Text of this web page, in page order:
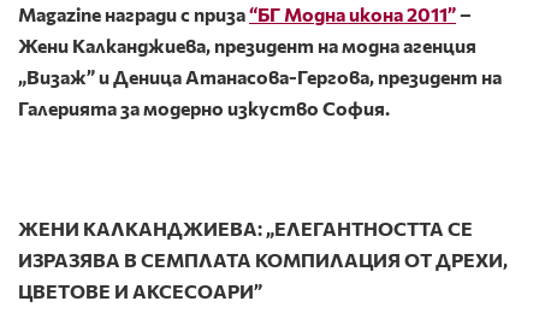
Magazine награди с приза“БГ Модна икона 2011”–
Жени Калканджиева, президент на модна агенция
„Визаж”и Деница Атанасова-Гергова, президент на
Галерията за модерно изкуство София.
ЖЕНИ КАЛКАНДЖИЕВА: „ЕЛЕГАНТНОСТТА СЕ
ИЗРАЗЯВА В СЕМПЛАТА КОМПИЛАЦИЯ ОТ ДРЕХИ,
ЦВЕТОВЕ И АКСЕСОАРИ”